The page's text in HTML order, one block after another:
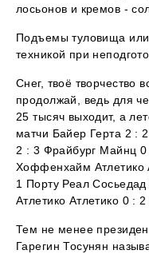
лосьонов и кремов -
Подъемы туловища или
техникой при
Снег, твоё творчество
продолжай, ведь для
25 тысяч выходит, а
матчи Байер Герта 2 :
2 : 3 Фрайбург Майнц
Хоффенхайм Атлетико
1 Порту Реал
Атлетико Атлетико 0 :
Тем не менее
Гарегин Тосунян